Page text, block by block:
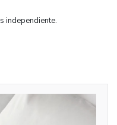
independiente.